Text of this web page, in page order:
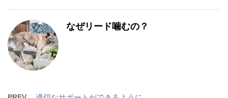
なぜリード噛むの？